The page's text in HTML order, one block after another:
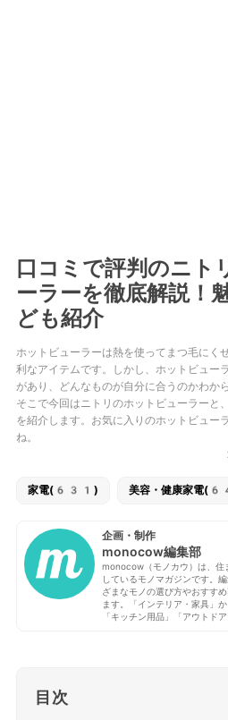
口コミで評判のニト
ーラーを徹底解説！
ども紹介
ホットビューラーは熱を使ってまつ毛にく
利なアイテムです。しかし、ホットビュー
があり、どんなものが自分に合うのかわか
そこで今回はニトリのホットビューラーと
を紹介します。お気に入りのホットビュー
ね。
家電(631) 美容・健康家電
企画・制作
monocow編集部
monocow（モノカウ）は、住
しているモノマガジンです。
ざまなモノの選び方やおすす
ます。「インテリア・家具」
「キッチン用品」「アウトド
目次